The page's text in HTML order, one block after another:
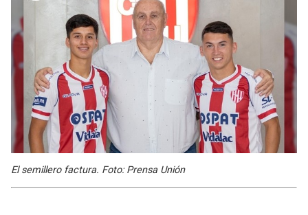
El semillero factura. Foto: Prensa Unión